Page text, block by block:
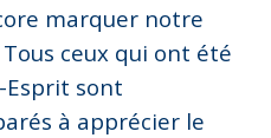
marquer notre
ceux qui ont été
Esprit sont
à apprécier le